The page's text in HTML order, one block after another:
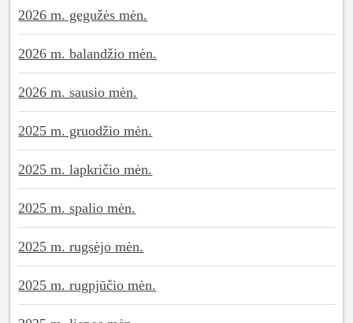
2026 m. gegužės mėn.
2026 m. balandžio mėn.
2026 m. sausio mėn.
2025 m. gruodžio mėn.
2025 m. lapkričio mėn.
2025 m. spalio mėn.
2025 m. rugsėjo mėn.
2025 m. rugpjūčio mėn.